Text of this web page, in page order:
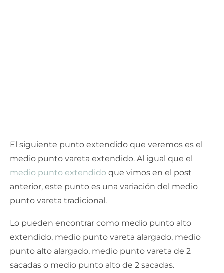
El siguiente punto extendido que veremos es el
medio punto vareta extendido. Al igual que el
medio punto extendido que vimos en el post
anterior, este punto es una variación del medio
punto vareta tradicional.
Lo pueden encontrar como medio punto alto
extendido, medio punto vareta alargado, medio
punto alto alargado, medio punto vareta de 2
sacadas o medio punto alto de 2 sacadas.